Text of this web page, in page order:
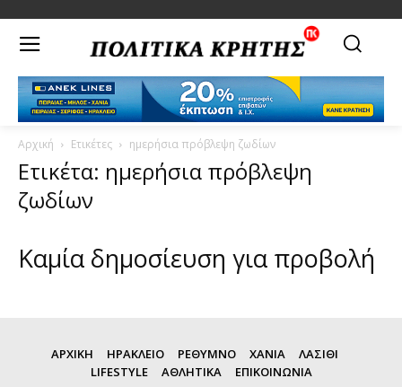
Αρχική Ετικέτες ημερήσια πρόβλεψη ζωδίων
Ετικέτα: ημερήσια πρόβλεψη
ζωδίων
Καμία δημοσίευση για προβολή
ΑΡΧΙΚΗ ΗΡΑΚΛΕΙΟ ΡΕΘΥΜΝΟ ΧΑΝΙΑ
ΛΑΣΙΘΙ
LIFESTYLE
ΑΘΛΗΤΙΚΑ ΕΠΙΚΟΙΝΩΝΙΑ